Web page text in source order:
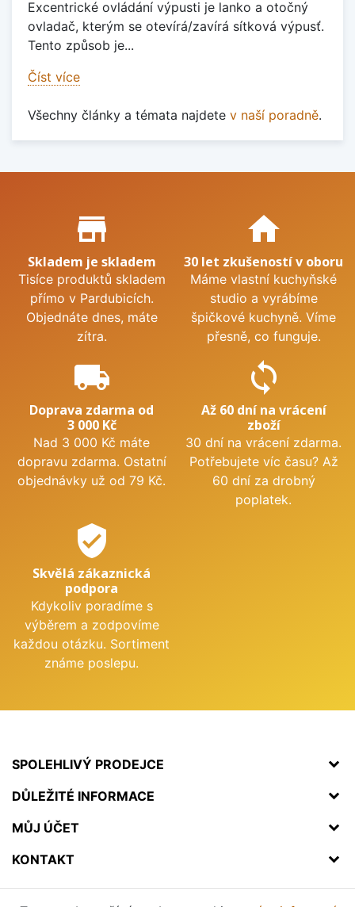
Excentrické ovládání výpusti je lanko a otočný
ovladač, kterým se otevírá/zavírá sítková výpusť.
Tento způsob je...
Číst více
Všechny články a témata najdete v naší poradně.
Proč nakupovat u nás?
store_mall_directory
Skladem je skladem
Tisíce produktů skladem
přímo v Pardubicích.
Objednáte dnes, máte
zítra.
home
30 let zkušeností v oboru
Máme vlastní kuchyňské
studio a vyrábíme
špičkové kuchyně. Víme
přesně, co funguje.
local_shipping
Doprava zdarma od
3 000 Kč
Nad 3 000 Kč máte
dopravu zdarma. Ostatní
objednávky už od 79 Kč.
sync
Až 60 dní na vrácení
zboží
30 dní na vrácení zdarma.
Potřebujete víc času? Až
60 dní za drobný
poplatek.
verified_user
Skvělá zákaznická
podpora
Kdykoliv poradíme s
výběrem a zodpovíme
každou otázku. Sortiment
známe poslepu.
SPOLEHLIVÝ PRODEJCE
DŮLEŽITÉ INFORMACE
MŮJ ÚČET
KONTAKT